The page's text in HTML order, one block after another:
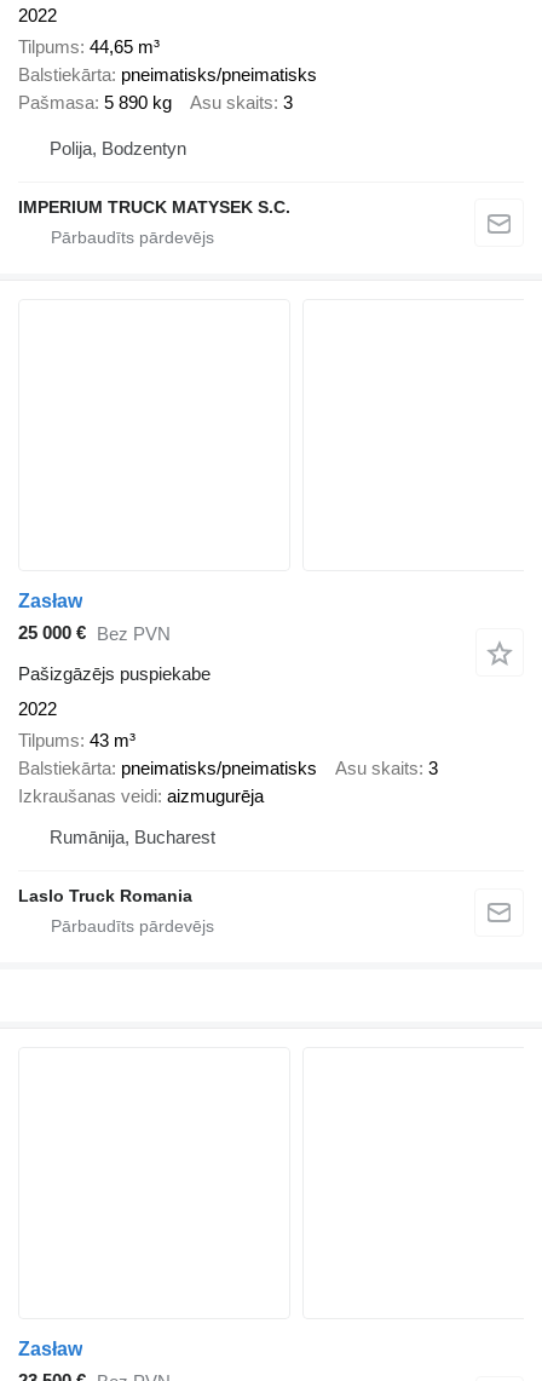
2022
Tilpums 44,65 m³
Balstiekārta pneimatisks/pneimatisks
Pašmasa 5 890 kg Asu skaits 3
Polija, Bodzentyn
IMPERIUM TRUCK MATYSEK S.C.
Zasław
25 000 € Bez PVN
Pašizgāzējs puspiekabe
2022
Tilpums 43 m³
Balstiekārta pneimatisks/pneimatisks Asu skaits 3
Izkraušanas veidi aizmugurēja
Rumānija, Bucharest
Laslo Truck Romania
Zasław